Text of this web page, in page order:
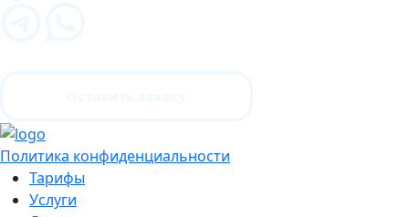
Политика конфиденциальности
Тарифы
Услуги